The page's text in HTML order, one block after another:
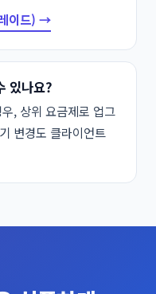
이드) →
있나요?
, 상위 요금제로 업그
변경도 클라이언트